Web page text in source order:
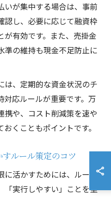
いが集中する場合は、事前
認し、必要に応じて融資枠
が有効です。また、売掛金
準の維持も現金不足防止に
は、定期的な資金状況のチ
対応ルールが重要です。万
携や、コスト削減策を速や
くこともポイントです。
ルール策定のコツ
に活かすためには、ルール
「実行しやすい」ことを重